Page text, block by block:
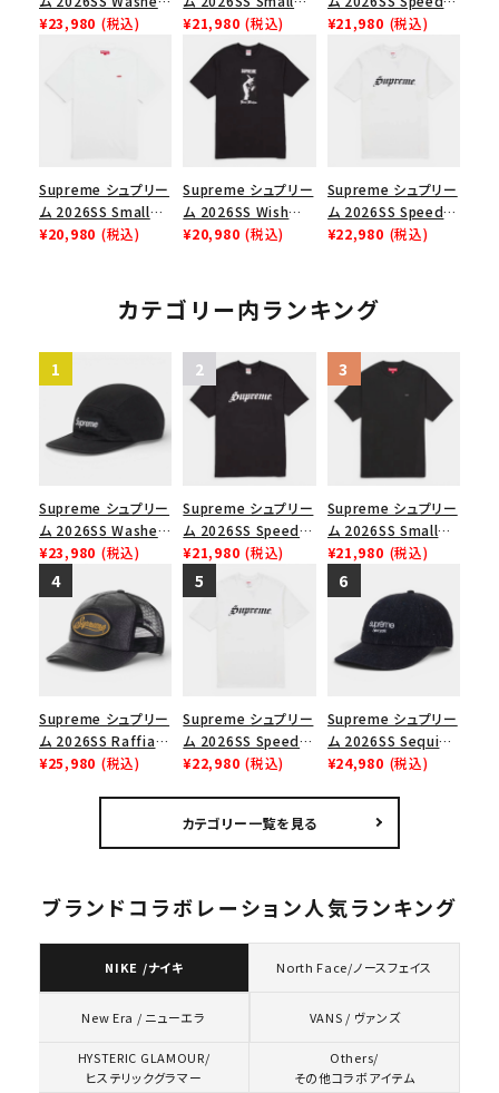
Chino Twill Camp
¥23,980 (税込)
Box Tee スモールボ
ックスTシャツ ブラッ
¥21,980 (税込)
Tee スピードTシャツ
¥21,980 (税込)
Supreme シュプリー
ム 2026SS Small
Box Tee スモールボ
¥20,980 (税込)
Supreme シュプリー
ム 2026SS Wish
Tee ウィッシュTシ
¥20,980 (税込)
Supreme シュプリー
ム 2026SS Speed
Tee スピードTシャツ
¥22,980 (税込)
カテゴリー内ランキング
Supreme シュプリー
ム 2026SS Washed
Chino Twill Camp
Cap ウォッシュド チ
ノツイル キャンプキャ
ップ ブラック
¥23,980 (税込)
Supreme シュプリー
ム 2026SS Speed
Tee スピードTシャツ
ブラック
¥21,980 (税込)
Supreme シュプリー
ム 2026SS Small
Box Tee スモールボ
ックスTシャツ ブラッ
ク
¥21,980 (税込)
Supreme シュプリー
ム 2026SS Raffia
Mesh Back 5-Panel
¥25,980 (税込)
Supreme シュプリー
ム 2026SS Speed
Tee スピードTシャツ
¥22,980 (税込)
Supreme シュプリー
ム 2026SS Sequin
Denim Classic
シックロゴ 6パネルキ
ャップ ブラック
¥24,980 (税込)
カテゴリー一覧を見る
ブランドコラボレーション人気ランキング
NIKE /ナイキ North Face/ノースフェイス
New Era / ニューエラ VANS / ヴァンズ
HYSTERIC GLAMOUR/
ヒステリックグラマー
Others/
その他コラボアイテム